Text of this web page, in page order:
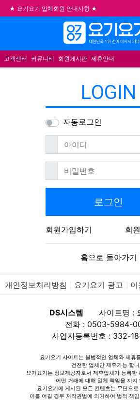
★ 요기요기 업체회원 안내사항 ★
불건전한 게시글은 삭제 및 회원탈퇴 됩니다.
합법적이고 건전한 업체와 광고를 제휴합니다.
★요기요기 설 연휴 휴무 안내★
고객센터 커뮤니티 회원게시판 제휴안내
LOGIN
자동로그인
아이디필수
비밀번호필수
로그인
회원가입하기 회
홈으로 돌아가기
개인정보처리방침 요기요기 광고
DS시스템
사이트명 :
전화 : 0503-5984-
사업자등록번호 : 332-
요기요기 사이트는 불법적인 업체와 제휴
건전한 업체만 제휴가능 합
요기요기는 정보제공자로서 제휴업체가 등록한
어떤 거래에 대해 일체 책임을 지지
요기요기에 게시된 모든 컨텐츠는 무단으
이를 어길 경우 저작권법에 의거하여 법적 책